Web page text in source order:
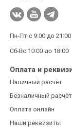
Пн-Пт с 9:00 до 21:00
Сб-Вс 10:00 до 18:00
Оплата и
Наличный расчёт
Безналичный расчёт
Оплата онлайн
Наши реквизиты